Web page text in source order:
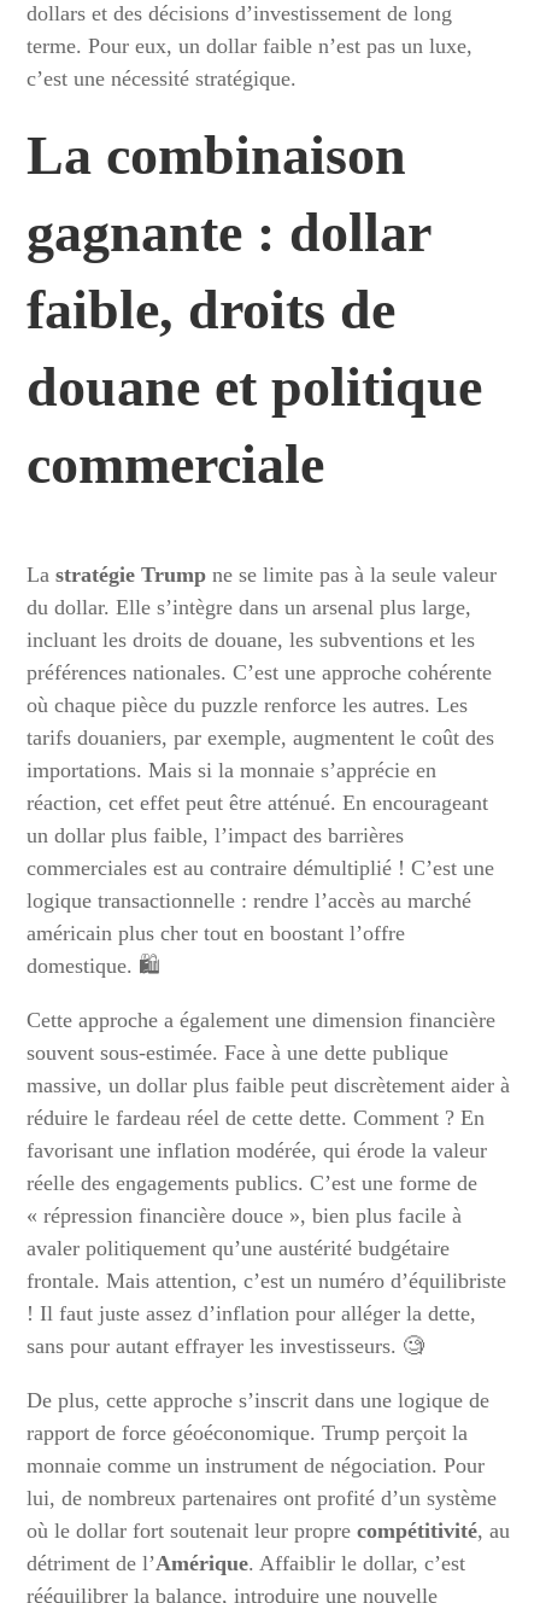
dollars et des décisions d’investissement de long
terme. Pour eux, un dollar faible n’est pas un luxe,
c’est une nécessité stratégique.
La combinaison
gagnante : dollar
faible, droits de
douane etpolitique
commerciale
Lastratégie Trump ne se limite pas à la seule valeur
du dollar. Elle s’intègre dans un arsenal plus large,
incluant les droits de douane, les subventions et les
préférences nationales. C’est une approche cohérente
où chaque pièce du puzzle renforce les autres. Les
tarifs douaniers, par exemple, augmentent le coût des
importations. Mais si la monnaie s’apprécie en
réaction, cet effet peut être atténué. En encourageant
un dollar plus faible, l’impact des barrières
commerciales est au contraire démultiplié ! C’est une
logique transactionnelle : rendre l’accès au marché
américain plus cher tout en boostant l’offre
domestique. 🛍️
Cette approche a également une dimension financière
souvent sous-estimée. Face à une dette publique
massive, un dollar plus faible peut discrètement aider à
réduire le fardeau réel de cette dette. Comment ? En
favorisant une inflation modérée, qui érode la valeur
réelle des engagements publics. C’est une forme de
« répression financière douce », bien plus facile à
avaler politiquement qu’une austérité budgétaire
frontale. Mais attention, c’est un numéro d’équilibriste
! Il faut juste assez d’inflation pour alléger la dette,
sans pour autant effrayer les investisseurs. 🧐
De plus, cette approche s’inscrit dans une logique de
rapport de force géoéconomique. Trump perçoit la
monnaie comme un instrument de négociation. Pour
lui, de nombreux partenaires ont profité d’un système
où le dollar fort soutenait leur proprecompétitivité, au
détriment de l’Amérique. Affaiblir le dollar, c’est
rééquilibrer la balance, introduire une nouvelle